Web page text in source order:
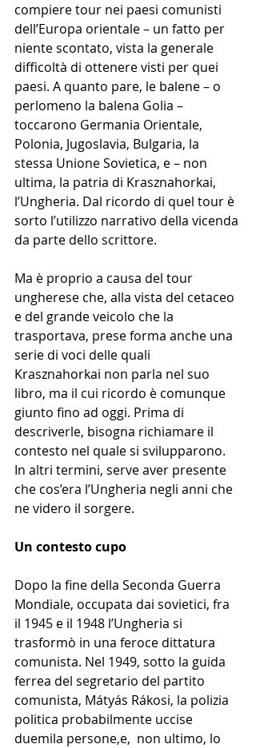
compiere tour nei paesi comunisti
dell’Europa orientale – un fatto per
niente scontato, vista la generale
difficoltà di ottenere visti per quei
paesi. A quanto pare, le balene – o
perlomeno la balena Golia –
toccarono Germania Orientale,
Polonia, Jugoslavia, Bulgaria, la
stessa Unione Sovietica, e – non
ultima, la patria di Krasznahorkai,
l’Ungheria. Dal ricordo di quel tour è
sorto l’utilizzo narrativo della vicenda
da parte dello scrittore.
Ma è proprio a causa del tour
ungherese che, alla vista del cetaceo
e del grande veicolo che la
trasportava, prese forma anche una
serie di voci delle quali
Krasznahorkai non parla nel suo
libro, ma il cui ricordo è comunque
giunto fino ad oggi. Prima di
descriverle, bisogna richiamare il
contesto nel quale si svilupparono.
In altri termini, serve aver presente
che cos’era l’Ungheria negli anni che
ne videro il sorgere.
Un contesto cupo
Dopo la fine della Seconda Guerra
Mondiale, occupata dai sovietici, fra
il 1945 e il 1948 l’Ungheria si
trasformò in una feroce dittatura
comunista. Nel 1949, sotto la guida
ferrea del segretario del partito
comunista, Mátyás Rákosi, la polizia
politica probabilmente uccise
duemila persone,e,  non ultimo, lo